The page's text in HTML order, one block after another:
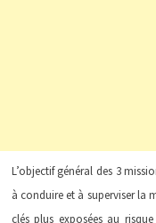
L’objectif général des 3
à conduire et à superviser la
clés plus exposées au